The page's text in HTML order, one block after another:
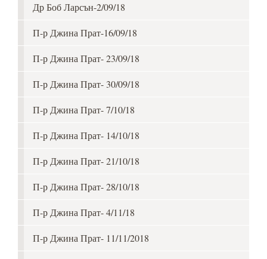
Др Боб Ларсън-2/09/18
П-р Джина Прат-16/09/18
П-р Джина Прат- 23/09/18
П-р Джина Прат- 30/09/18
П-р Джина Прат- 7/10/18
П-р Джина Прат- 14/10/18
П-р Джина Прат- 21/10/18
П-р Джина Прат- 28/10/18
П-р Джина Прат- 4/11/18
П-р Джина Прат- 11/11/2018